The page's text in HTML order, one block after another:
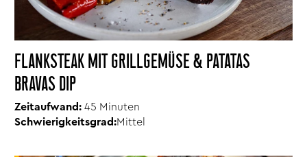
FLANKSTEAK MIT GRILLGEMÜSE & PATATAS
BRAVAS DIP
Zeitaufwand: 45 Minuten
Schwierigkeitsgrad:Mittel